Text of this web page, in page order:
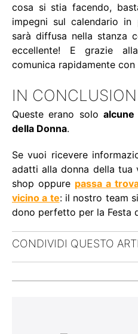
cosa si stia facendo,
impegni sul calendario
sarà diffusa nella stanza
eccellente! E grazie
comunica rapidamente
IN
Queste erano solo
della Donna.
Se vuoi ricevere
adatti alla donna della
shop oppure passa a
vicino a te: il nostro team
dono perfetto per la Festa
CONDIVIDI QUESTO